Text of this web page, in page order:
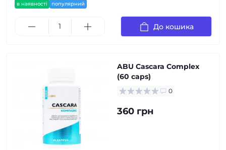
в наявності популярний
До кошика
ABU Cascara Complex
(60 caps)
0
360 грн